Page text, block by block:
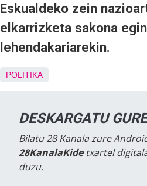
Eskualdeko zein
elkarrizketa sakona
lehendakariarekin.
POLITIKA
DESKARGATU
Bilatu 28 Kanala zure
28KanalaKidetxartel
duzu.